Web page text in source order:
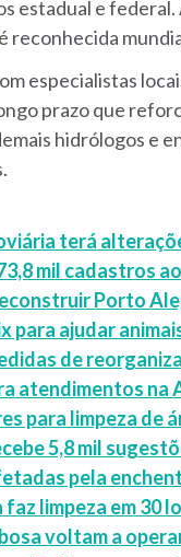
estadual e
reconhecida
especialistas
prazo que
hidrólogos e
terá
mil cadastros
Porto
para ajudar
de
atendimentos na
para limpeza de
5,8 mil
pela
limpeza em 30
voltam a